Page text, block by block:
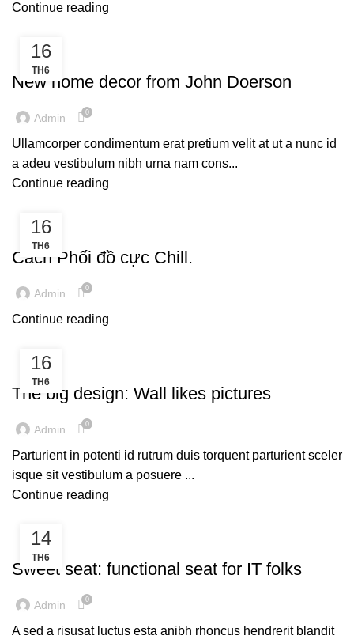
Continue reading
16
TH6
DECORATION
New home decor from John Doerson
Admin 0
Ullamcorper condimentum erat pretium velit at ut a nunc id
a adeu vestibulum nibh urna nam cons...
Continue reading
16
TH6
FURNITURE
Cách Phối đồ cực Chill.
Admin 0
Continue reading
16
TH6
DESIGN TRENDS
The big design: Wall likes pictures
Admin 0
Parturient in potenti id rutrum duis torquent parturient sceler
isque sit vestibulum a posuere ...
Continue reading
14
TH6
FURNITURE
Sweet seat: functional seat for IT folks
Admin 0
A sed a risusat luctus esta anibh rhoncus hendrerit blandit